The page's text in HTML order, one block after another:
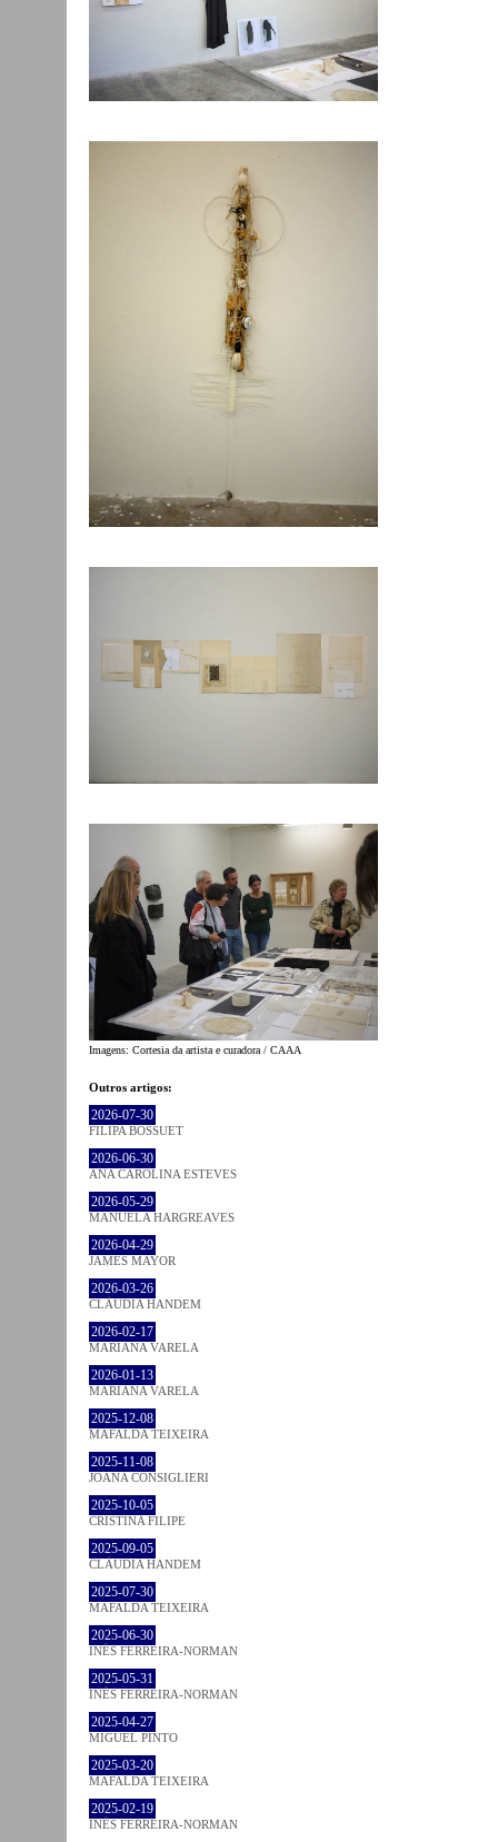
Imagens: Cortesia da artista e curadora / CAAA
Outros artigos:
2026-07-30
FILIPA BOSSUET
2026-06-30
ANA CAROLINA ESTEVES
2026-05-29
MANUELA HARGREAVES
2026-04-29
JAMES MAYOR
2026-03-26
CLÁUDIA HANDEM
2026-02-17
MARIANA VARELA
2026-01-13
MARIANA VARELA
2025-12-08
MAFALDA TEIXEIRA
2025-11-08
JOANA CONSIGLIERI
2025-10-05
CRISTINA FILIPE
2025-09-05
CLÁUDIA HANDEM
2025-07-30
MAFALDA TEIXEIRA
2025-06-30
INÊS FERREIRA-NORMAN
2025-05-31
INÊS FERREIRA-NORMAN
2025-04-27
MIGUEL PINTO
2025-03-20
MAFALDA TEIXEIRA
2025-02-19
INÊS FERREIRA-NORMAN